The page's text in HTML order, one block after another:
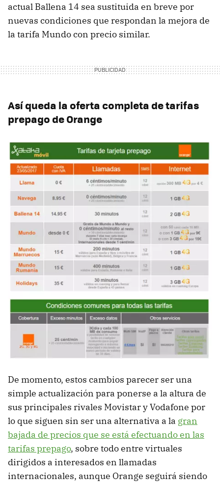
actual Ballena 14 sea sustituida en breve por
nuevas condiciones que respondan la mejora de
la tarifa Mundo con precio similar.
Así queda la oferta completa de tarifas
prepago de Orange
De momento, estos cambios parecer ser una
simple actualización para ponerse a la altura de
sus principales rivales Movistar y Vodafone por
lo que siguen sin ser una alternativa a la gran
bajada de precios que se está efectuando en las
tarifas prepago, sobre todo entre virtuales
dirigidos a interesados en llamadas
internacionales, aunque Orange seguirá siendo